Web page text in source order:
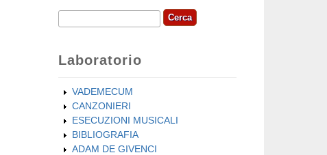
Form di ricerca
Cerca
Laboratorio
VADEMECUM
CANZONIERI
ESECUZIONI MUSICALI
BIBLIOGRAFIA
ADAM DE GIVENCI